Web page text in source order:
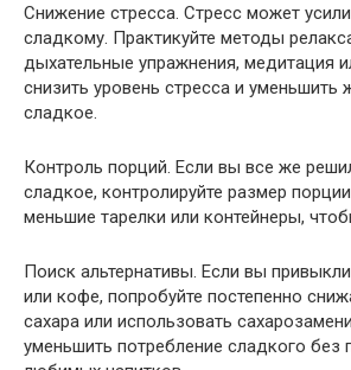
Снижение стресса. Стресс может
сладкому. Практикуйте методы
дыхательные упражнения, медитация
снизить уровень стресса и уменьшить
сладкое.
Контроль порций. Если вы все же
сладкое, контролируйте размер
меньшие тарелки или контейнеры,
Поиск альтернативы. Если вы
или кофе, попробуйте постепенно
сахара или использовать
уменьшить потребление сладкого без